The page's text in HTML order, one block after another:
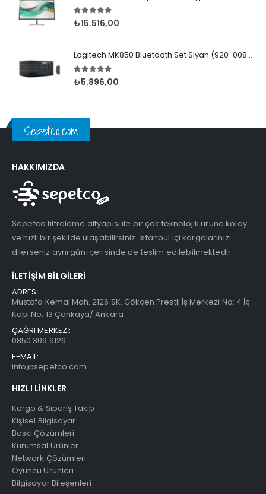
5.005 üzerinden
₺15.516,00
Logitech MK850 Bluetooth Set Siyah (920-008230)
5.005 üzerinden
₺5.896,00
Sepetco.com
HAKKIMIZDA
Sepetco filtreleme altyapısı ile bir çok teknolojik ürüne kolay
ve hızlı bir şekilde ulaşabilirsiniz. İstanbul içi kargolarınızı
dilerseniz aynı gün içerisinde de teslim edilebilmektedir.
İLETIŞIM BILGILERI
ADRES:
Mustafa Kemal Mah. 2126 SK. Gökçen Prestij İş Merkezi No: 4 İç
Kapı No: 13 Çankaya/ Ankara
ÇAĞRI MERKEZİ:
0850 309 6126
E-MAİL:
info@sepetco.com
HIZLI LINKLER
Kargo & Sipariş Takip
Kişisel Bilgisayar
Baskı Çözümleri
Kurumsal Ürünler
Network Çözümleri
Oyuncu Ürünleri
Bilgisayar Bileşenleri